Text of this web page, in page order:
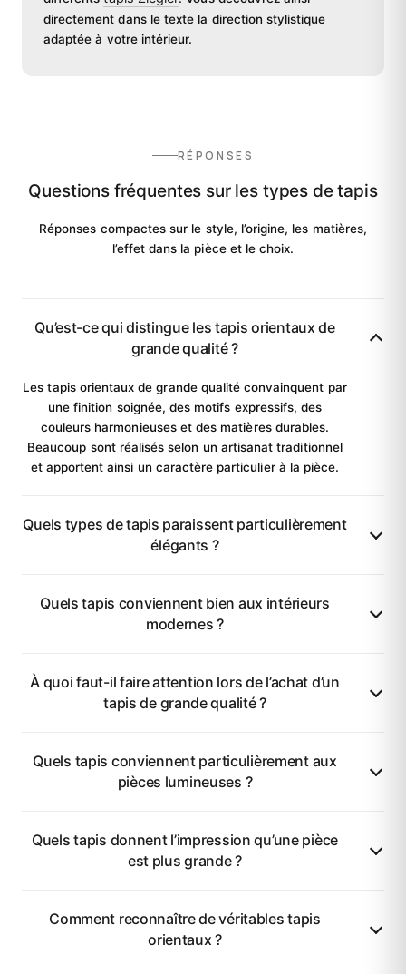
directement dans le texte la direction stylistique
adaptée à votre intérieur.
RÉPONSES
Questions fréquentes sur les types de tapis
Réponses compactes sur le style, l’origine, les matières,
l’effet dans la pièce et le choix.
Qu’est-ce qui distingue les tapis orientaux de
grande qualité ?
Les tapis orientaux de grande qualité convainquent par
une finition soignée, des motifs expressifs, des
couleurs harmonieuses et des matières durables.
Beaucoup sont réalisés selon un artisanat traditionnel
et apportent ainsi un caractère particulier à la pièce.
Quels types de tapis paraissent particulièrement
élégants ?
Quels tapis conviennent bien aux intérieurs
modernes ?
À quoi faut-il faire attention lors de l’achat d’un
tapis de grande qualité ?
Quels tapis conviennent particulièrement aux
pièces lumineuses ?
Quels tapis donnent l’impression qu’une pièce
est plus grande ?
Comment reconnaître de véritables tapis
orientaux ?